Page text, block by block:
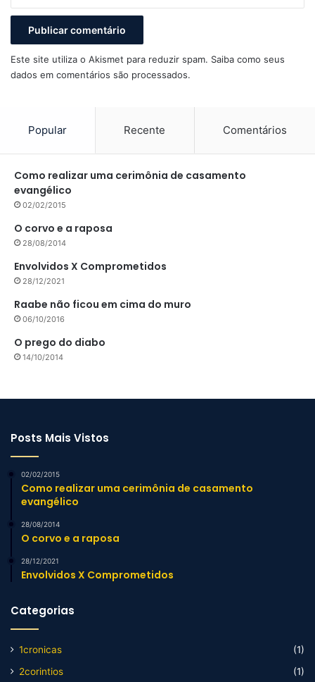
Este site utiliza o Akismet para reduzir spam. Saiba como seus
dados em comentários são processados.
Popular Recente Comentários
Como realizar uma cerimônia de casamento
evangélico
02/02/2015
O corvo e a raposa
28/08/2014
Envolvidos X Comprometidos
28/12/2021
Raabe não ficou em cima do muro
06/10/2016
O prego do diabo
14/10/2014
Posts Mais Vistos
02/02/2015
Como realizar uma cerimônia de casamento
evangélico
28/08/2014
O corvo e a raposa
28/12/2021
Envolvidos X Comprometidos
Categorias
1cronicas
(1)
2corintios
(1)